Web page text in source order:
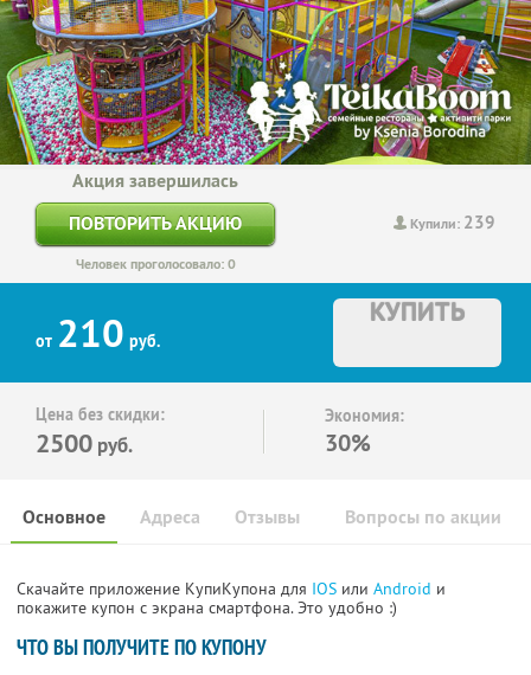
Купили: 239
Акция завершилась
ПОВТОРИТЬ АКЦИЮ
Человек проголосовало: 0
от 210 руб.
КУПИТЬ
Цена без скидки:
2500 руб.
Экономия:
30%
Основное Отзывы Вопросы по акции
Адреса
Скачайте приложение КупиКупона для IOS или Android и
покажите купон с экрана смартфона. Это удобно :)
ЧТО ВЫ ПОЛУЧИТЕ ПО КУПОНУ